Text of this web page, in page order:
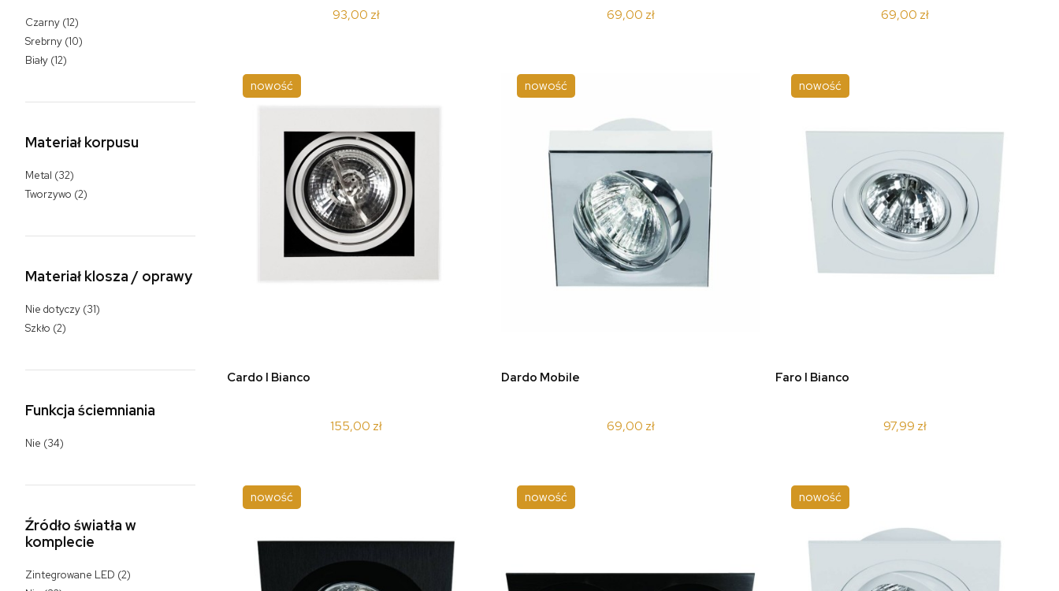
Czarny (12)
Srebrny (10)
Biały (12)
Materiał korpusu
Metal (32)
Tworzywo (2)
Materiał klosza / oprawy
Nie dotyczy (31)
Szkło (2)
Funkcja ściemniania
Nie (34)
Źródło światła w
komplecie
Zintegrowane LED (2)
93,00 zł 69,00 zł 69,00 zł
Cardo I Bianco
155,00 zł
nowość
Dardo Mobile
69,00 zł
nowość
Faro I Bianco
97,99 zł
nowość
nowość nowość nowość